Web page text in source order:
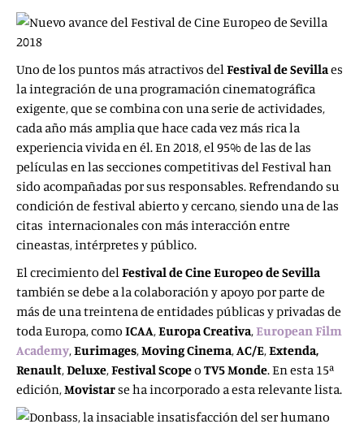
Uno de los puntos más atractivos delFestival de Sevillaes
la integración de una programación cinematográfica
exigente, que se combina con una serie de actividades,
cada año más amplia que hace cada vez más rica la
experiencia vivida en él. En 2018, el 95% de las de las
películas en las secciones competitivas del Festival han
sido acompañadas por sus responsables. Refrendando su
condición de festival abierto y cercano, siendo una de las
citas internacionales con más interacción entre
cineastas, intérpretes y público.
El crecimiento delFestival de Cine Europeo de Sevilla
también se debe a la colaboración y apoyo por parte de
más de una treintena de entidades públicas y privadas de
toda Europa, como ICAA,Europa Creativa,European Film
Academy,Eurimages,Moving Cinema,AC/E,Extenda,
Renault,Deluxe,Festival Scopeo TV5 Monde. En esta 15ª
edición,Movistarse ha incorporado a esta relevante lista.